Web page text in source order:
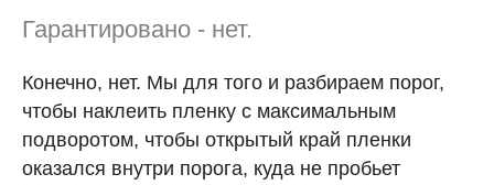
Гарантировано - нет.
Конечно, нет. Мы для того и разбираем порог,
чтобы наклеить пленку с максимальным
подворотом, чтобы открытый край пленки
оказался внутри порога, куда не пробьет